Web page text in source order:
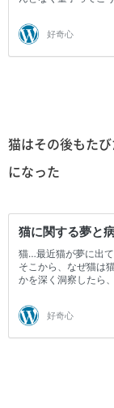
猫はその後もた
になった